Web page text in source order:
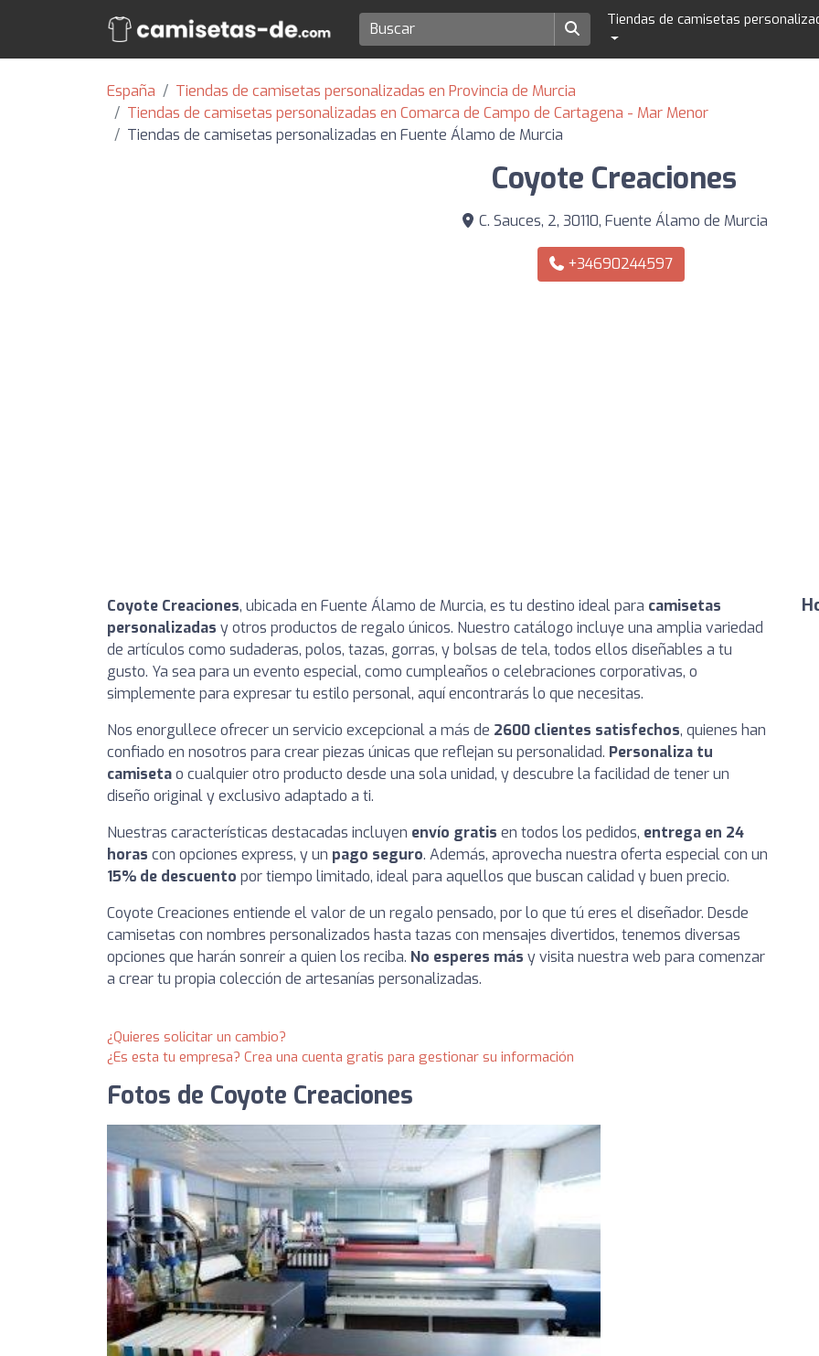
Tiendas de camisetas
España
Tiendas de camisetas personalizadas en Provincia de Murcia
Tiendas de camisetas personalizadas en Comarca de Campo de Cartagena - Mar Menor
Tiendas de camisetas personalizadas en Fuente Álamo de Murcia
Coyote Creaciones
C. Sauces, 2, 30110, Fuente Álamo de Murcia
+34690244597
Coyote Creaciones, ubicada en Fuente Álamo de Murcia, es tu destino ideal para camisetas
personalizadas y otros productos de regalo únicos. Nuestro catálogo incluye una amplia variedad
de artículos como sudaderas, polos, tazas, gorras, y bolsas de tela, todos ellos diseñables a tu
gusto. Ya sea para un evento especial, como cumpleaños o celebraciones corporativas, o
simplemente para expresar tu estilo personal, aquí encontrarás lo que necesitas.
Nos enorgullece ofrecer un servicio excepcional a más de 2600 clientes satisfechos, quienes han
confiado en nosotros para crear piezas únicas que reflejan su personalidad. Personaliza tu
camisetao cualquier otro producto desde una sola unidad, y descubre la facilidad de tener un
diseño original y exclusivo adaptado a ti.
Nuestras características destacadas incluyen envío gratis en todos los pedidos, entrega en 24
horas con opciones express, y un pago seguro. Además, aprovecha nuestra oferta especial con un
15% de descuento por tiempo limitado, ideal para aquellos que buscan calidad y buen precio.
Coyote Creaciones entiende el valor de un regalo pensado, por lo que tú eres el diseñador. Desde
camisetas con nombres personalizados hasta tazas con mensajes divertidos, tenemos diversas
opciones que harán sonreír a quien los reciba. No esperes más y visita nuestra web para comenzar
a crear tu propia colección de artesanías personalizadas.
¿Quieres solicitar un cambio?
¿Es esta tu empresa? Crea una cuenta gratis para gestionar su información
Fotos de Coyote Creaciones